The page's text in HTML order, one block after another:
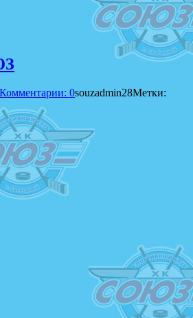
Комментарии: 0souzadmin28Метки: